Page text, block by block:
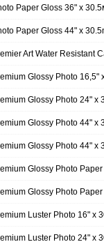
Paper Gloss 36" х
Paper Gloss 44" x
Art Water Resistant
Glossy Photo
Glossy Photo 24" x
Glossy Photo 44" x
Glossy Photo 44" x
Glossy Photo
Glossy Photo
Luster Photo 16" x
Luster Photo 24" x